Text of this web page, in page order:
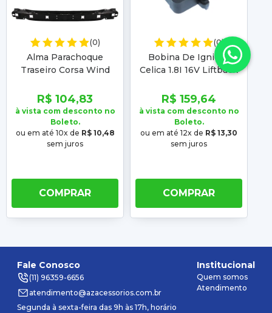
(0)
Alma Parachoque
Traseiro Corsa Wind
1997 1998 1999 2000
2001 2002
R$ 104,83
à vista com desconto no
Boleto.
ou em até 10x de R$ 10,48
sem juros
COMPRAR
(0)
Bobina De Ignição
Celica 1.8I 16V Liftback
1997 1998 1999 Gc4164
R$ 159,64
à vista com desconto no
Boleto.
ou em até 12x de R$ 13,30
sem juros
COMPRAR
Fale Conosco
(11) 96359-6656
atendimento@azacessorios.com.br
Segunda à sexta-feira das 9h às 17h, horário
Institucional
Quem somos
Atendimento